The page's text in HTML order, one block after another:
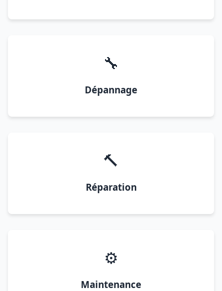
🔧
Dépannage
🔨
Réparation
⚙️
Maintenance